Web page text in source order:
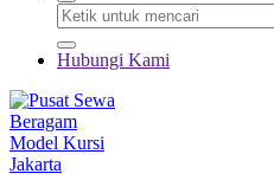
Hubungi Kami